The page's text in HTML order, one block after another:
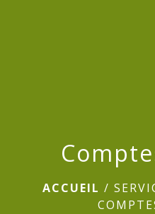
ACCUEIL /